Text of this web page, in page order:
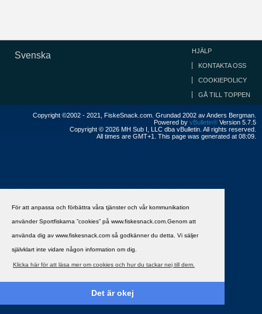
För att anpassa och förbättra våra tjänster och vår kommunikation
använder Sportfiskarna ”cookies” på www.fiskesnack.com.Genom att
använda dig av www.fiskesnack.com så godkänner du detta. Vi säljer
självklart inte vidare någon information om dig.
Klicka här för att läsa mer om cookies och hur du tackar nej till dem.
Det är okej
Svenska HJÄLP
KONTAKTA OSS
COOKIEPOLICY
GÅ TILL TOPPEN
Copyright ©2002 - 2021, FiskeSnack.com. Grundad 2002 av Anders Bergman.
Powered by vBulletin® Version 5.7.5
Copyright © 2026 MH Sub I, LLC dba vBulletin. All rights reserved.
All times are GMT+1. This page was generated at 08:09.